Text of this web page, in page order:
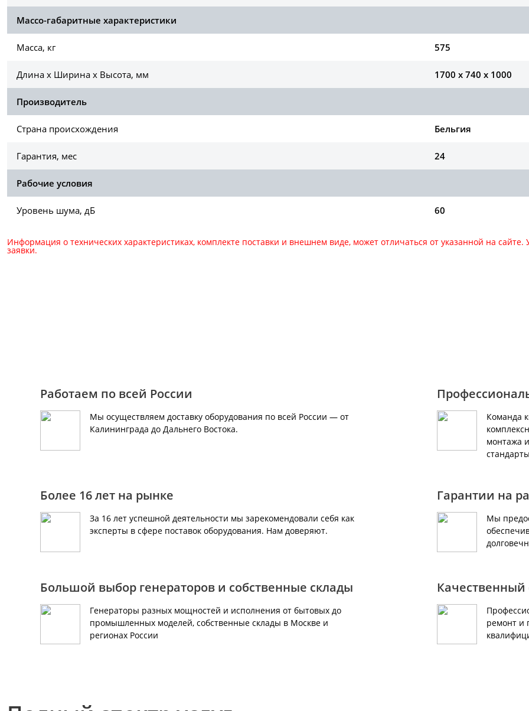
Массо-габаритные характеристики
Масса, кг 575
Длина х Ширина х Высота, мм 1700 x 740 x 1000
Производитель
Страна происхождения Бельгия
Гарантия, мес 24
Рабочие условия
Уровень шума, дБ 60
Информация о технических характеристиках, комплекте поставки и внешнем виде, может отличаться от указанной на
заявки.
Работаем по всей России
Мы осуществляем доставку оборудования по всей России — от
Калининграда до Дальнего Востока.
Команда
монтажа
Более 16 лет на рынке
За 16 лет успешной деятельности мы зарекомендовали себя как
эксперты в сфере поставок оборудования. Нам доверяют.
Гарантии на
Мы
Большой выбор генераторов и собственные склады
Генераторы разных мощностей и исполнения от бытовых до
промышленных моделей, собственные склады в Москве и
регионах России
Качественный
ремонт и